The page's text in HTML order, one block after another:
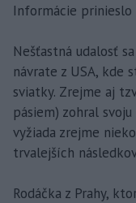
Informácie
Nešťastná udalosť
návrate z USA, kde
sviatky. Zrejme aj
pásiem) zohral
vyžiada zrejme
trvalejších
Rodáčka z Prahy,